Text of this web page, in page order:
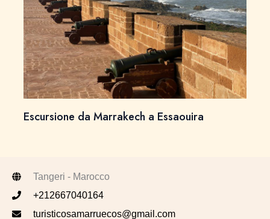
Escursione da Marrakech a Essaouira
Tangeri - Marocco
+212667040164
turisticosamarruecos@gmail.com